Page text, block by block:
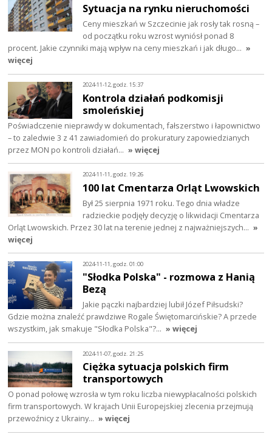
Sytuacja na rynku nieruchomości
Ceny mieszkań w Szczecinie jak rosły tak rosną –
od początku roku wzrost wyniósł ponad 8
procent. Jakie czynniki mają wpływ na ceny mieszkań i jak długo… »
więcej
2024-11-12, godz. 15:37
Kontrola działań podkomisji
smoleńskiej
Poświadczenie nieprawdy w dokumentach, fałszerstwo i łapownictwo
– to zaledwie 3 z 41 zawiadomień do prokuratury zapowiedzianych
przez MON po kontroli działań… » więcej
2024-11-11, godz. 19:26
100 lat Cmentarza Orląt Lwowskich
Był 25 sierpnia 1971 roku. Tego dnia władze
radzieckie podjęły decyzję o likwidacji Cmentarza
Orląt Lwowskich. Przez 30 lat na terenie jednej z najważniejszych… »
więcej
2024-11-11, godz. 01:00
"Słodka Polska" - rozmowa z Hanią
Bezą
Jakie pączki najbardziej lubił Józef Piłsudski?
Gdzie można znaleźć prawdziwe Rogale Świętomarcińskie? A przede
wszystkim, jak smakuje "Słodka Polska"?… » więcej
2024-11-07, godz. 21:25
Ciężka sytuacja polskich firm
transportowych
O ponad połowę wzrosła w tym roku liczba niewypłacalności polskich
firm transportowych. W krajach Unii Europejskiej zlecenia przejmują
przewoźnicy z Ukrainy… » więcej